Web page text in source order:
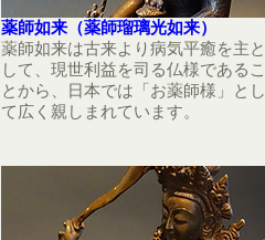
薬師如来（薬師瑠璃光如来）
薬師如来は古来より病気平癒を主と
して、現世利益を司る仏様であるこ
とから、日本では「お薬師様」とし
て広く親しまれています。